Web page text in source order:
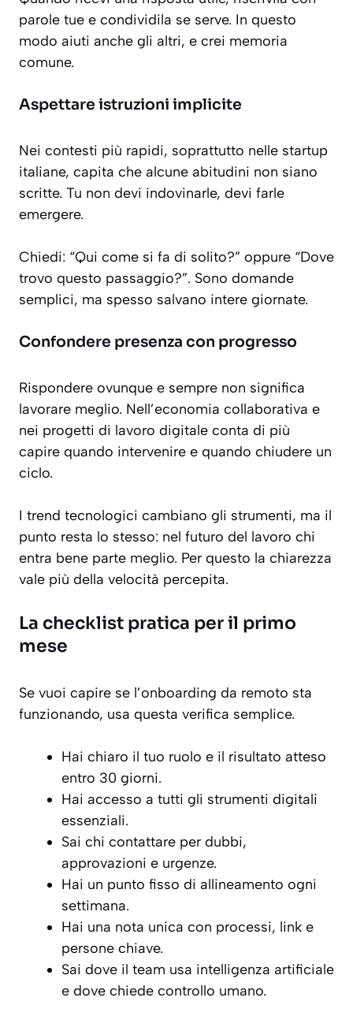
parole tue e condividila se serve. In questo
modo aiuti anche gli altri, e crei memoria
comune.
Aspettare istruzioni implicite
Nei contesti più rapidi, soprattutto nelle startup
italiane, capita che alcune abitudini non siano
scritte. Tu non devi indovinarle, devi farle
emergere.
Chiedi: “Qui come si fa di solito?” oppure “Dove
trovo questo passaggio?”. Sono domande
semplici, ma spesso salvano intere giornate.
Confondere presenza con progresso
Rispondere ovunque e sempre non significa
lavorare meglio. Nell’economia collaborativa e
nei progetti di lavoro digitale conta di più
capire quando intervenire e quando chiudere un
ciclo.
I trend tecnologici cambiano gli strumenti, ma il
punto resta lo stesso: nel futuro del lavoro chi
entra bene parte meglio. Per questo la chiarezza
vale più della velocità percepita.
La checklist pratica per il primo
mese
Se vuoi capire se l’onboarding da remoto sta
funzionando, usa questa verifica semplice.
Hai chiaro il tuo ruolo e il risultato atteso
entro 30 giorni.
Hai accesso a tutti gli strumenti digitali
essenziali.
Sai chi contattare per dubbi,
approvazioni e urgenze.
Hai un punto fisso di allineamento ogni
settimana.
Hai una nota unica con processi, link e
persone chiave.
Sai dove il team usa intelligenza artificiale
e dove chiede controllo umano.